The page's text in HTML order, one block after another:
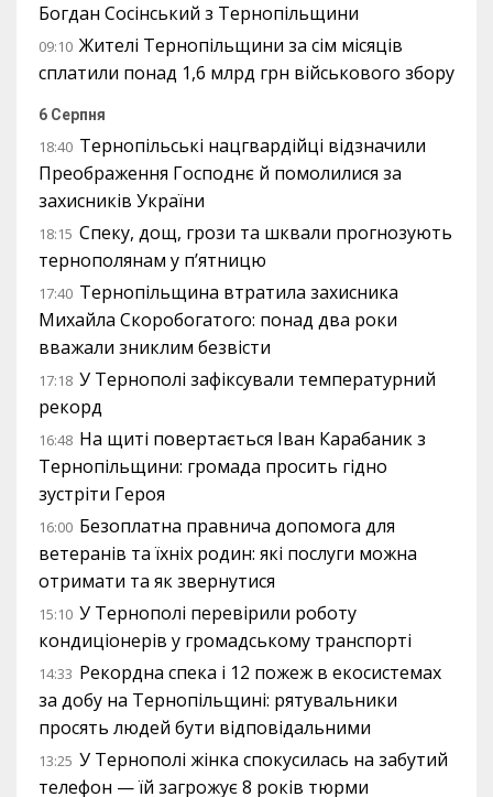
Богдан Сосінський з Тернопільщини
09:10 Жителі Тернопільщини за сім місяців
сплатили понад 1,6 млрд грн військового збору
6 Серпня
18:40 Тернопільські нацгвардійці відзначили
Преображення Господнє й помолилися за
захисників України
18:15 Спеку, дощ, грози та шквали прогнозують
тернополянам у п’ятницю
17:40 Тернопільщина втратила захисника
Михайла Скоробогатого: понад два роки
вважали зниклим безвісти
17:18 У Тернополі зафіксували температурний
рекорд
16:48 На щиті повертається Іван Карабаник з
Тернопільщини: громада просить гідно
зустріти Героя
16:00 Безоплатна правнича допомога для
ветеранів та їхніх родин: які послуги можна
отримати та як звернутися
15:10 У Тернополі перевірили роботу
кондиціонерів у громадському транспорті
14:33 Рекордна спека і 12 пожеж в екосистемах
за добу на Тернопільщині: рятувальники
просять людей бути відповідальними
13:25 У Тернополі жінка спокусилась на забутий
телефон — їй загрожує 8 років тюрми